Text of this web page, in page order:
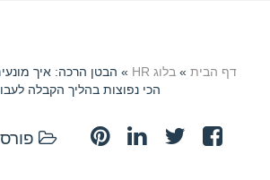
דף הבית » בלוג HR
» הבטן הרכה: איך
הכי נפוצות בהליך הקבלה